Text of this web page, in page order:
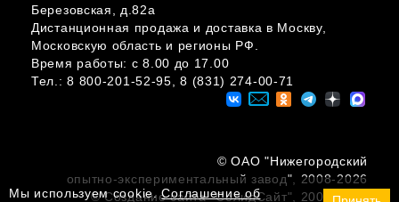
Березовская, д.82а
Дистанционная продажа и доставка в Москву,
Московскую область и регионы РФ.
Время работы: c 8.00 до 17.00
Тел.:8 800-201-52-95 ,8 (831) 274-00-71
© ОAО "Нижегородский
опытно-экспериментальный завод", 2008-2026
© Создание сайта "СолидСайт", 2008-2022
Мы используем cookie.Соглашение об